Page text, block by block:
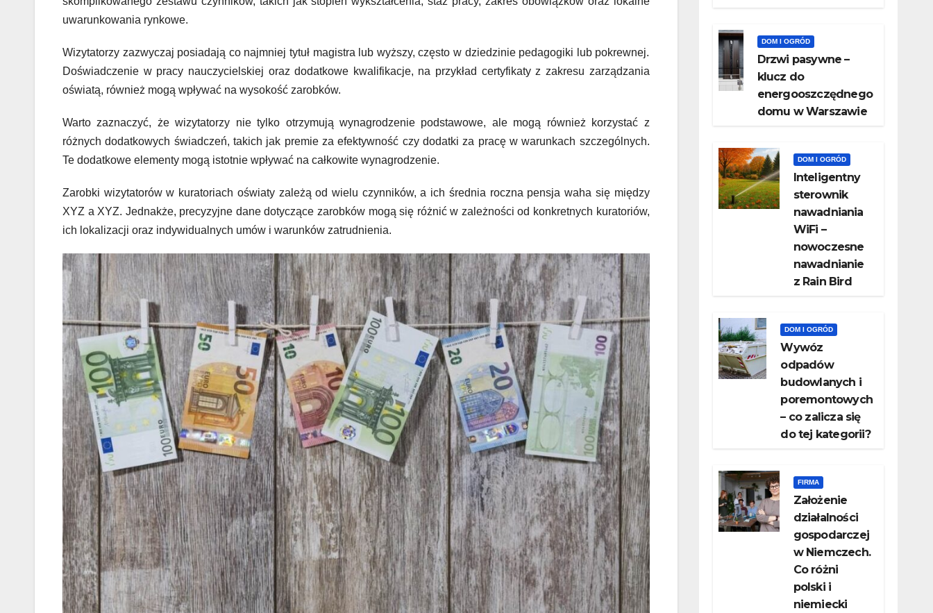
uwarunkowania rynkowe.
Wizytatorzy zazwyczaj posiadają co najmniej tytuł magistra lub wyższy, często w dziedzinie pedagogiki lub pokrewnej.
Doświadczenie w pracy nauczycielskiej oraz dodatkowe kwalifikacje, na przykład certyfikaty z zakresu zarządzania
oświatą, również mogą wpływać na wysokość zarobków.
Warto zaznaczyć, że wizytatorzy nie tylko otrzymują wynagrodzenie podstawowe, ale mogą również korzystać z
różnych dodatkowych świadczeń, takich jak premie za efektywność czy dodatki za pracę w warunkach szczególnych.
Te dodatkowe elementy mogą istotnie wpływać na całkowite wynagrodzenie.
Zarobki wizytatorów w kuratoriach oświaty zależą od wielu czynników, a ich średnia roczna pensja waha się między
XYZ a XYZ. Jednakże, precyzyjne dane dotyczące zarobków mogą się różnić w zależności od konkretnych kuratoriów,
ich lokalizacji oraz indywidualnych umów i warunków zatrudnienia.
DOM I OGRÓD
Drzwi pasywne –
klucz do
energooszczędnego
domu w Warszawie
DOM I OGRÓD
Inteligentny
sterownik
nawadniania
WiFi –
nowoczesne
nawadnianie
z Rain Bird
DOM I OGRÓD
Wywóz
odpadów
budowlanych i
poremontowych
– co zalicza się
do tej kategorii?
FIRMA
Założenie
działalności
gospodarczej
w Niemczech.
Co różni
polski i
niemiecki